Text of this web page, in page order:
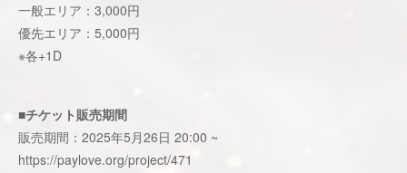
一般エリア：3,000円
優先エリア：5,000円
※各+1D
■チケット販売期間
販売期間：2025年5月26日 20:00 ~
https://paylove.org/project/471